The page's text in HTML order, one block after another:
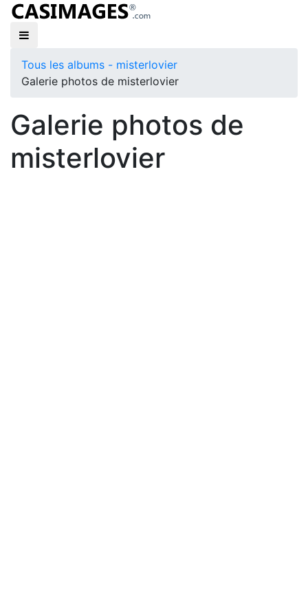
Tous les albums - misterlovier
Galerie photos de misterlovier
Galerie photos de
misterlovier